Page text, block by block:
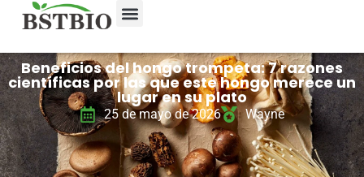
Beneficios del hongo trompeta: 7 razones
científicas por las que este hongo merece un
lugar en su plato
25 de mayo de 2026 Wayne